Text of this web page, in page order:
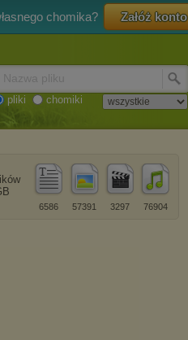
chomika? Załóż konto
pliki chomiki
76904
3297
57391
6586